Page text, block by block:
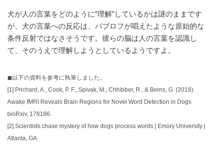
犬が人の言葉をどのように”理解”しているかは謎のままです
が、犬の言葉への反応は、パブロフが唱えたような原始的な
条件反射ではなさそうです。彼らの脳は人の言葉を認識し
て、そのうえで理解しようとしているようですよ。
◼︎以下の資料を参考に執筆しました。
[1] Prichard, A., Cook, P. F., Spivak, M., Chhibber, R., & Berns, G. (2018).
Awake fMRI Reveals Brain Regions for Novel Word Detection in Dogs.
bioRxiv, 178186.
[2] Scientists chase mystery of how dogs process words | Emory University |
Atlanta, GA